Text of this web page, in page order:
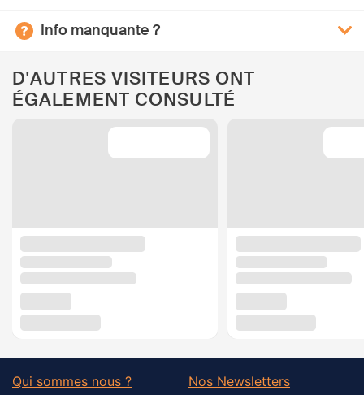
Info manquante ?
D'AUTRES VISITEURS ONT
ÉGALEMENT CONSULTÉ
Qui sommes nous ?
Nos Newsletters